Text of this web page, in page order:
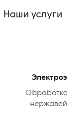
Наши услуги
Обработка